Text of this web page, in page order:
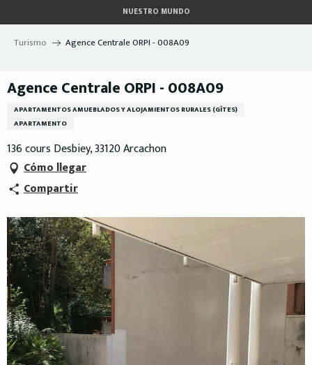
au
contenu
NUESTRO MUNDO
Turismo Agence Centrale ORPI - 008A09
Agence Centrale ORPI - 008A09
APARTAMENTOS AMUEBLADOS Y ALOJAMIENTOS RURALES (GÎTES)
APARTAMENTO
136 cours Desbiey, 33120 Arcachon
Cómo llegar
Compartir